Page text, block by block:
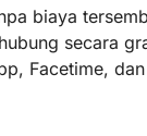
biaya
secara
Facetime,